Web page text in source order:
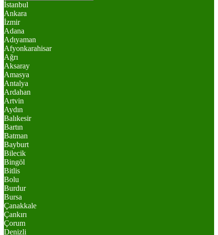
İstanbul
Ankara
İzmir
Adana
Adıyaman
Afyonkarahisar
Ağrı
Aksaray
Amasya
Antalya
Ardahan
Artvin
Aydın
Balıkesir
Bartın
Batman
Bayburt
Bilecik
Bingöl
Bitlis
Bolu
Burdur
Bursa
Çanakkale
Çankırı
Çorum
Denizli